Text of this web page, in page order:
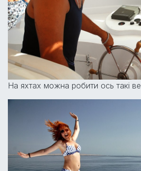
На яхтах можна робити ось такі